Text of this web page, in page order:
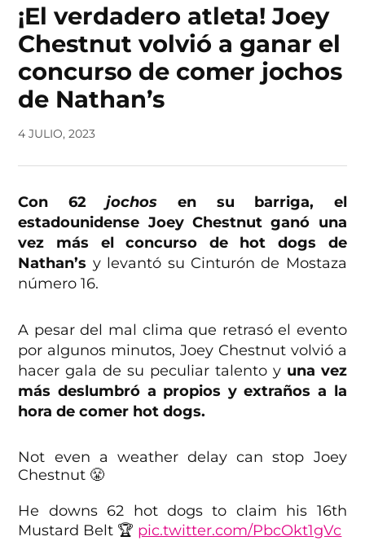
¡El verdadero atleta! Joey
Chestnut volvió a ganar el
concurso de comer jochos
de Nathan’s
4 JULIO, 2023
Con 62jochos en su barriga, el
estadounidense Joey Chestnut ganó una
vez más el concurso de hot dogs de
Nathan’s y levantó su Cinturón de Mostaza
número 16.
A pesar del mal clima que retrasó el evento
por algunos minutos, Joey Chestnut volvió a
hacer gala de su peculiar talento y una vez
más deslumbró a propios y extraños a la
hora de comer hot dogs.
Not even a weather delay can stop Joey
Chestnut 😤
He downs 62 hot dogs to claim his 16th
Mustard Belt 🏆 pic.twitter.com/PbcOkt1gVc